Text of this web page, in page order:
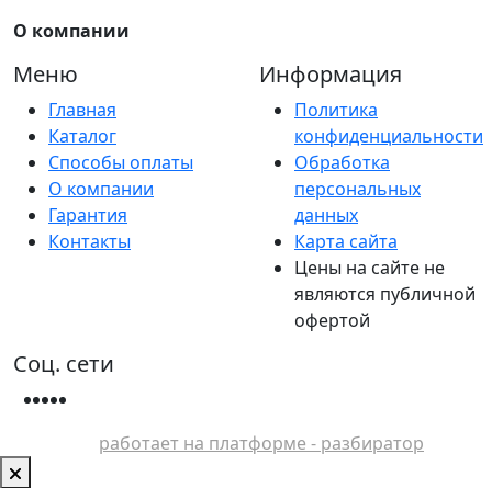
О компании
Меню
Главная
Каталог
Способы оплаты
О компании
Гарантия
Контакты
Информация
Политика
конфиденциальности
Обработка
персональных
данных
Карта сайта
Цены на сайте не
являются публичной
офертой
Соц. сети
работает на платформе - разбиратор